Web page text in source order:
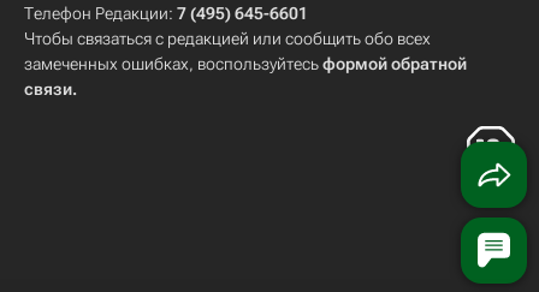
Телефон Редакции: 7 (495) 645-6601
Чтобы связаться с редакцией или сообщить обо всех
замеченных ошибках, воспользуйтесьформой обратной
связи.